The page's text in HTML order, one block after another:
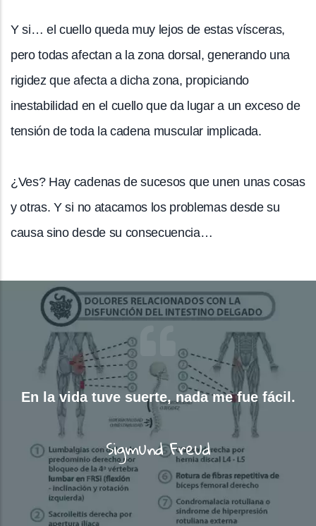
Y si… el cuello queda muy lejos de estas vísceras,
pero todas afectan a la zona dorsal, generando una
rigidez que afecta a dicha zona, propiciando
inestabilidad en el cuello que da lugar a un exceso de
tensión de toda la cadena muscular implicada.
¿Ves? Hay cadenas de sucesos que unen unas cosas
y otras. Y si no atacamos los problemas desde su
causa sino desde su consecuencia…
En la vida tuve suerte, nada me fue fácil.
Sigmund Freud